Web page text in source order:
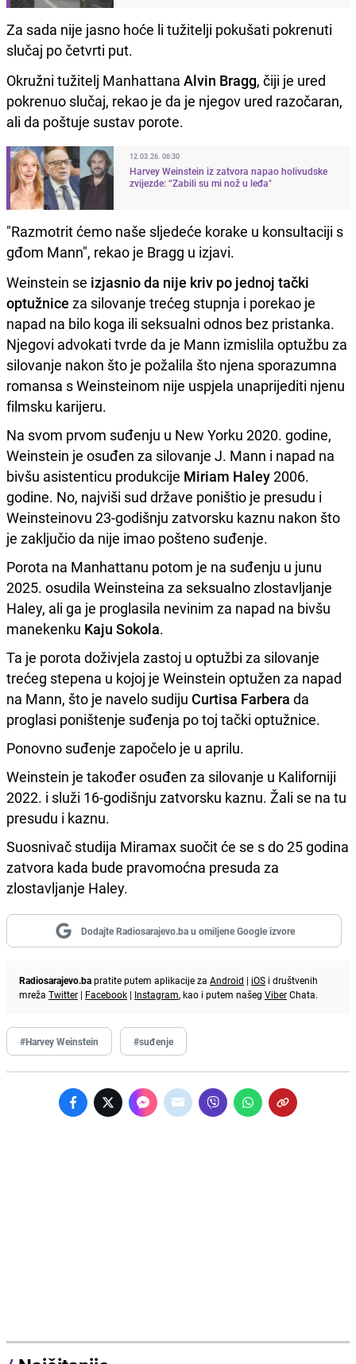
Za sada nije jasno hoće li tužitelji pokušati pokrenuti
slučaj po četvrti put.
Okružni tužitelj Manhattana Alvin Bragg, čiji je ured
pokrenuo slučaj, rekao je da je njegov ured razočaran,
ali da poštuje sustav porote.
12.03.26. 06:30
Harvey Weinstein iz zatvora napao holivudske
zvijezde: “Zabili su mi nož u leđa"
"Razmotrit ćemo naše sljedeće korake u konsultaciji s
gđom Mann", rekao je Bragg u izjavi.
Weinstein se izjasnio da nije kriv po jednoj tački
optužnice za silovanje trećeg stupnja i porekao je
napad na bilo koga ili seksualni odnos bez pristanka.
Njegovi advokati tvrde da je Mann izmislila optužbu za
silovanje nakon što je požalila što njena sporazumna
romansa s Weinsteinom nije uspjela unaprijediti njenu
filmsku karijeru.
Na svom prvom suđenju u New Yorku 2020. godine,
Weinstein je osuđen za silovanje J. Mann i napad na
bivšu asistenticu produkcije Miriam Haley2006.
godine. No, najviši sud države poništio je presudu i
Weinsteinovu 23-godišnju zatvorsku kaznu nakon što
je zaključio da nije imao pošteno suđenje.
Porota na Manhattanu potom je na suđenju u junu
2025. osudila Weinsteina za seksualno zlostavljanje
Haley, ali ga je proglasila nevinim za napad na bivšu
manekenku Kaju Sokola.
Ta je porota doživjela zastoj u optužbi za silovanje
trećeg stepena u kojoj je Weinstein optužen za napad
na Mann, što je navelo sudiju Curtisa Farbera da
proglasi poništenje suđenja po toj tački optužnice.
Ponovno suđenje započelo je u aprilu.
Weinstein je također osuđen za silovanje u Kaliforniji
2022. i služi 16-godišnju zatvorsku kaznu. Žali se na tu
presudu i kaznu.
Suosnivač studija Miramax suočit će se s do 25 godina
zatvora kada bude pravomoćna presuda za
zlostavljanje Haley.
Dodajte Radiosarajevo.ba u omiljene Google izvore
Radiosarajevo.bapratite putem aplikacije za Android | iOS i društvenih
mreža Twitter | Facebook | Instagram, kao i putem našeg ViberChata.
#Harvey Weinstein #suđenje